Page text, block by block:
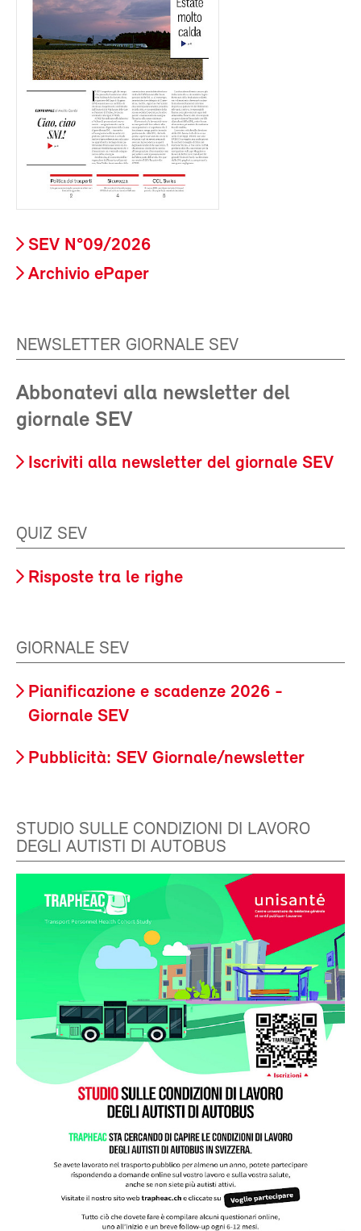
SEV N°09/2026
Archivio ePaper
NEWSLETTER GIORNALE SEV
Abbonatevi alla newsletter del
giornale SEV
Iscriviti alla newsletter del giornale SEV
QUIZ SEV
Risposte tra le righe
GIORNALE SEV
Pianificazione e scadenze 2026 -
Giornale SEV
Pubblicità: SEV Giornale/newsletter
STUDIO SULLE CONDIZIONI DI LAVORO
DEGLI AUTISTI DI AUTOBUS